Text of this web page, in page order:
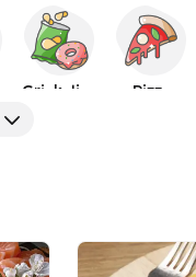
Grickalice Pizza